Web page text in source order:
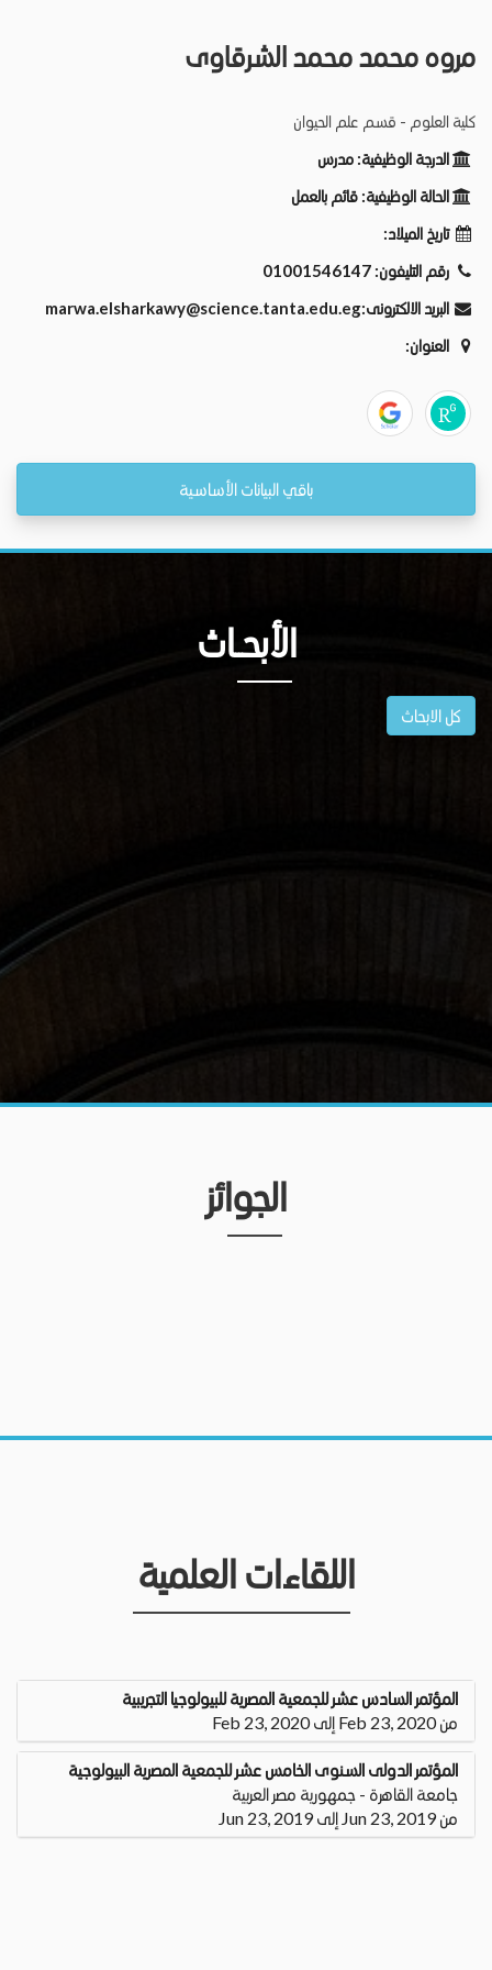
مروه محمد محمد الشرقاوى
كلية العلوم - قسم علم الحيوان
الدرجة الوظيفية: مدرس
الحالة الوظيفية: قائم بالعمل
تاريخ الميلاد:
رقم التليفون: 01001546147
البريد الالكترونى:marwa.elsharkawy@science.tanta.edu.eg
العنوان:
باقي البيانات الأساسية
الأبحــاث
كل الابحاث
الجوائز
اللقاءات العلمية
المؤتمر السادس عشر للجمعية المصرية للبيولوجيا التجريبية
من Feb 23, 2020 إلى Feb 23, 2020
المؤتمر الدولى السنوى الخامس عشر للجمعية المصرية البيولوجية
جامعة القاهرة - جمهورية مصر العربية
من Jun 23, 2019 إلى Jun 23, 2019